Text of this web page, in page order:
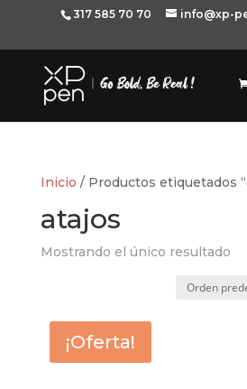
317 585 70 70 info@xp-
Inicio / Productos etiquetados
atajos
Mostrando el único resultado
¡Oferta!